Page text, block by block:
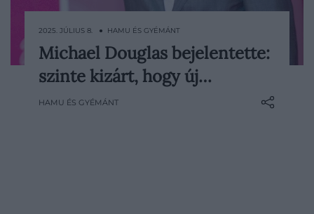
Michael Douglas karrierje közel hat
évtizede alatt megkerülhetetlen névvé
vált Hollywoodban – de most úgy tűnik, a
2025. JÚLIUS 8. ● HAMU ÉS GYÉMÁNT
Michael Douglas bejelentette:
szinte kizárt, hogy új…
HAMU ÉS GYÉMÁNT